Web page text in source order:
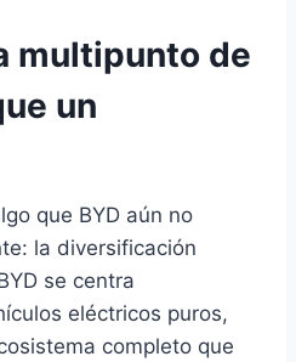
multipunto de
un
que BYD aún no
la diversificación
se centra
eléctricos puros,
completo que